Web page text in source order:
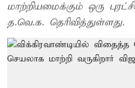
மாற்றியமைக்கும் ஒரு
த.வெ.க. தெரிவித்துள்ளது.